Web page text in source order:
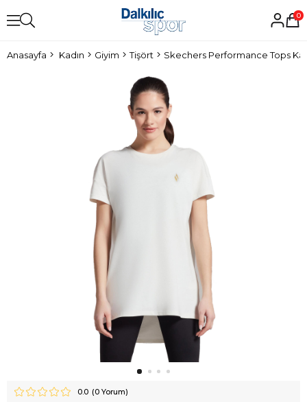
0
Anasayfa Kadın Giyim Tişört Skechers Performance Tops
0.0 (0Yorum)